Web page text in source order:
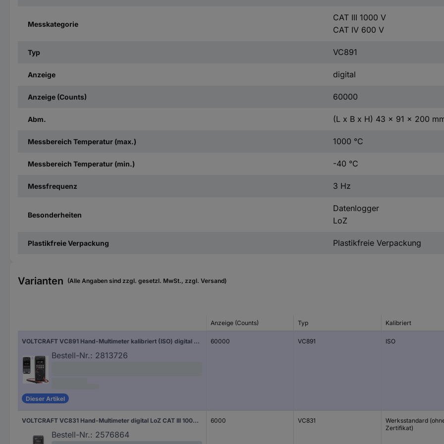
Messkategorie
CAT III 1000 V
CAT IV 600 V
Typ VC891
Anzeige digital
Anzeige (Counts) 60000
Abm. (L x B x H) 43 x 91 x 200
Messbereich Temperatur (max.) 1000 °C
Messbereich Temperatur (min.) -40 °C
Messfrequenz 3 Hz
Besonderheiten
Datenlogger
LoZ
Plastikfreie Verpackung Plastikfreie Verpackung
Varianten (Alle Angaben sind zzgl. gesetzl. MwSt., zzgl. Versand)
Anzeige (Counts) Typ Kalibriert
VOLTCRAFT VC891 Hand-Multimeter kalibriert (ISO) digital Datenlogger, LoZ CAT III 1000 V, CAT IV 600 V Anzeige (Counts): 60000
Bestell-Nr.: 2813726
Dieser Artikel
60000 VC891 ISO
VOLTCRAFT VC831 Hand-Multimeter digital LoZ CAT III 1000 V, CAT IV 600 V Anzeige (Counts): 6000
Bestell-Nr.: 2576864
6000 VC831
Werksstandard
Zertifikat)